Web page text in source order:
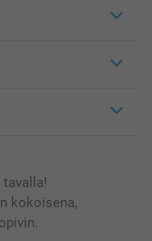
kokoisena,